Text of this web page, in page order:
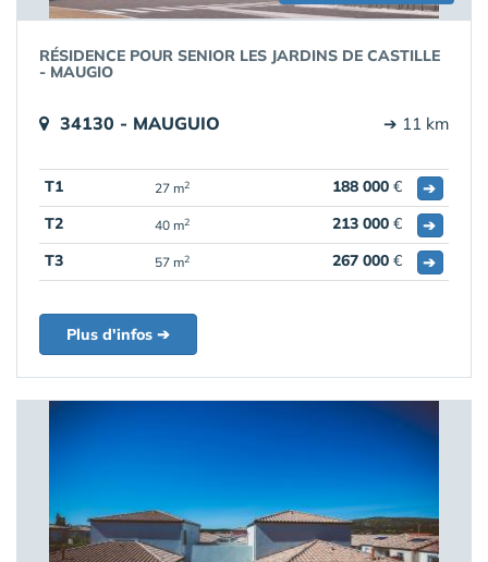
RÉSIDENCE POUR SENIOR LES JARDINS DE CASTILLE
- MAUGIO
34130 - MAUGUIO ➔ 11 km
T1 27 m2 188 000 €
➔
T2
40 m2 213 000 €
➔
T3
57 m2 267 000 € ➔
Plus d'infos ➔